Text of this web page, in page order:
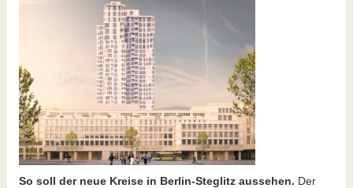
So soll der neue Kreise in Berlin-Steglitz aussehen. Der